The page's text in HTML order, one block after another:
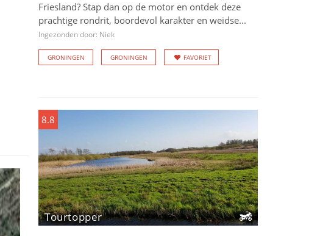
Friesland? Stap dan op de motor en ontdek deze
prachtige rondrit, boordevol karakter en weidse...
Ingezonden door: Niek
GRONINGEN GRONINGEN FAVORIET
8.8
Tourtopper